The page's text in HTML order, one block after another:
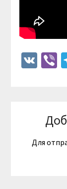
VK
Для